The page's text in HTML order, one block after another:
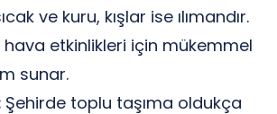
ve kuru, kışlar ise ılımandır.
hava etkinlikleri için mükemmel
sunar.
Şehirde toplu taşıma oldukça